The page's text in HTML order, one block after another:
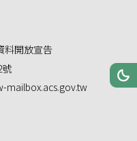
網站
深
料開放宣告
號
mailbox.acs.gov.tw